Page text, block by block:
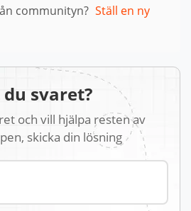
communityn? Ställ en ny
du svaret?
och vill hjälpa resten av
skicka din lösning